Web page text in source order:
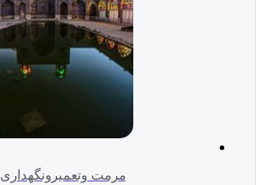
مرمت وتعمیرونگهداری